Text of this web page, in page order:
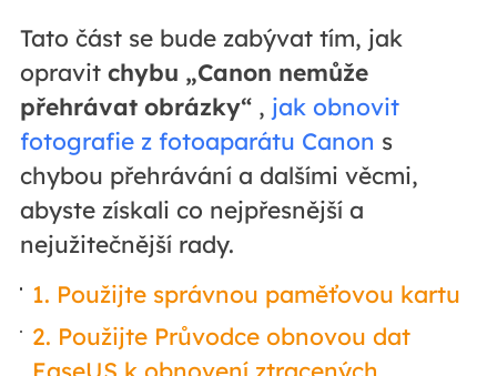
Tato část se bude zabývat tím, jak
opravit chybu „Canon nemůže
přehrávat obrázky“, jak obnovit
fotografie z fotoaparátu Canon s
chybou přehrávání a dalšími věcmi,
abyste získali co nejpřesnější a
nejužitečnější rady.
1. Použijte správnou paměťovou kartu
2. Použijte Průvodce obnovou dat